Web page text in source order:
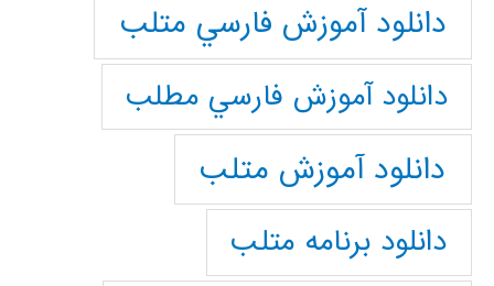
دانلود آموزش فارسي متلب
دانلود آموزش فارسي مطلب
دانلود آموزش متلب
دانلود برنامه متلب